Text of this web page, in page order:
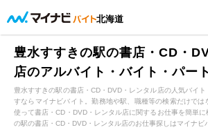
北海道
豊水すすきの駅の書店・CD・
店のアルバイト・バイト・パー
豊水すすきの駅の書店・CD・DVD・レンタル店の人気バイ
すならマイナビバイト。勤務地や駅、職種等の検索だけでは
使って書店・CD・DVD・レンタル店に関するお仕事を簡単
の駅の書店・CD・DVD・レンタル店のお仕事探しはマイナビ